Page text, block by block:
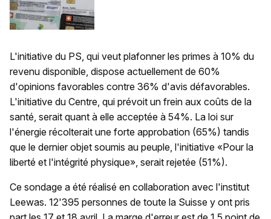
L'initiative du PS, qui veut plafonner les primes à 10% du
revenu disponible, dispose actuellement de 60%
d'opinions favorables contre 36% d'avis défavorables.
L'initiative du Centre, qui prévoit un frein aux coûts de la
santé, serait quant à elle acceptée à 54%. La loi sur
l'énergie récolterait une forte approbation (65%) tandis
que le dernier objet soumis au peuple, l'initiative «Pour la
liberté et l'intégrité physique», serait rejetée (51%).
Ce sondage a été réalisé en collaboration avec l'institut
Leewas. 12'395 personnes de toute la Suisse y ont pris